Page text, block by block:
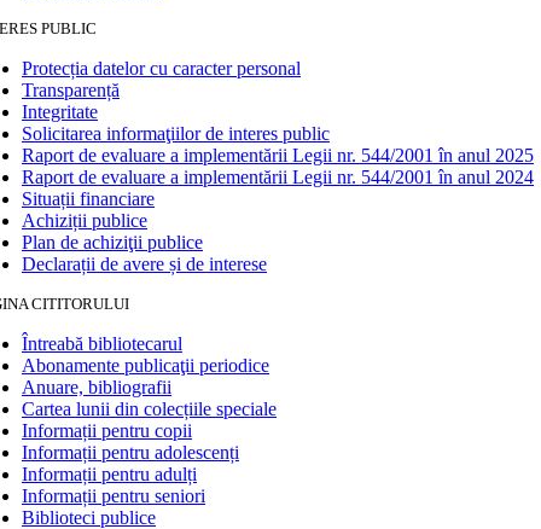
PUBLIC
Protecția datelor cu caracter personal
Transparență
Integritate
Solicitarea informaţiilor de interes public
Raport de evaluare a implementării Legii nr. 544/2001 în anul 2025
Raport de evaluare a implementării Legii nr. 544/2001 în anul 2024
Situații financiare
Achiziții publice
Plan de achiziţii publice
Declarații de avere și de interese
CITITORULUI
Întreabă bibliotecarul
Abonamente publicaţii periodice
Anuare, bibliografii
Cartea lunii din colecțiile speciale
Informații pentru copii
Informații pentru adolescenți
Informații pentru adulți
Informații pentru seniori
Biblioteci publice